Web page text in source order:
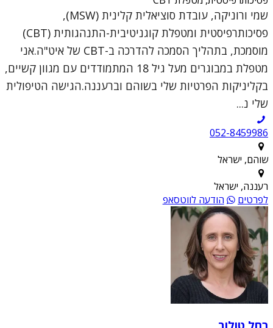
שמי ורוניקה, עובדת סוציאלית קלינית (MSW),
פסיכותרפיסטית ומטפלת קוגניטיבית-התנהגותית (CBT)
מוסמכת, בתהליך הסמכה להדרכה ב-CBT של איט"ה.אני
מטפלת במבוגרים מעל גיל 18 המתמודדים עם מגוון קשיים,
בקליניקות הפרטיות שלי בשוהם וברעננה.הגישה הטיפולית
שלי נ...
052-8459986
שוהם, ישראל
רעננה, ישראל
לפרטים
הודעה לווטסאפ